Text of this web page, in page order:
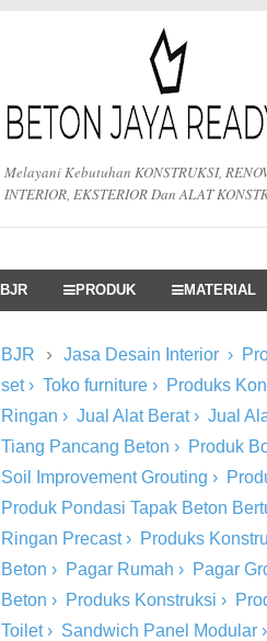
Melayani Kebutuhan KONSTRUKSI,
INTERIOR, EKSTERIOR Dan ALAT
BJR PRODUK MATERIAL
BJR › Jasa Desain Interior ›
set› Toko furniture › Produks
Ringan › Jual Alat Berat› Jual
Tiang Pancang Beton › Produk
Soil Improvement Grouting ›
Produk Pondasi Tapak Beton
Ringan Precast› Produks
Beton › Pagar Rumah › Pagar
Beton › Produks Konstruksi ›
Toilet› Sandwich Panel Modular ›